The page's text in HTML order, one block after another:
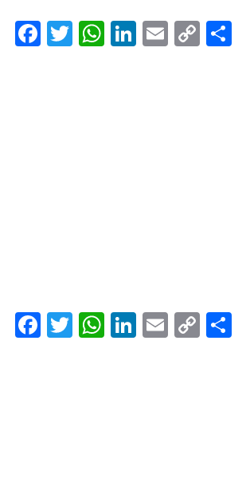
Facebook
Twitter
WhatsApp
LinkedIn
Email
Copy
Facebook
Twitter
WhatsApp
LinkedIn
Email
Copy